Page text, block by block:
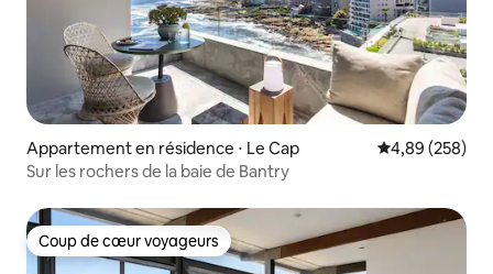
Appartement en résidence ⋅ Le Cap Évaluation
4,89 (258)
Sur les rochers de la baie de Bantry
Coup de cœur voyageurs
Coup de cœur voyageurs